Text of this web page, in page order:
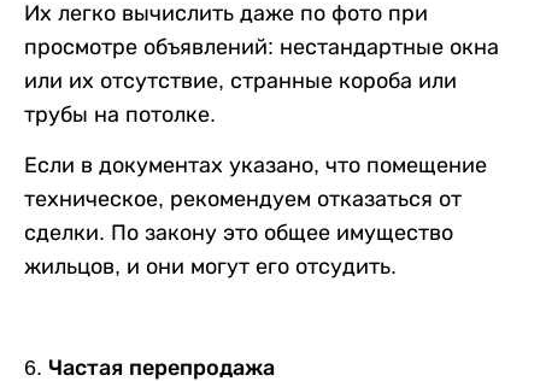
Их легко вычислить даже по фото при
просмотре объявлений: нестандартные окна
или их отсутствие, странные короба или
трубы на потолке.
Если в документах указано, что помещение
техническое, рекомендуем отказаться от
сделки. По закону это общее имущество
жильцов, и они могут его отсудить.
6. Частая перепродажа